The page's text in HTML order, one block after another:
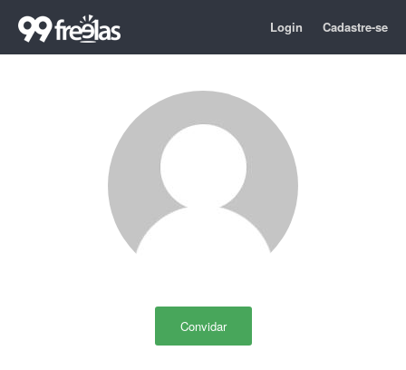
Login Cadastre-se
Convidar